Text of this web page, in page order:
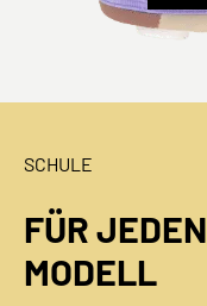
SCHULE
FÜR
MODELL